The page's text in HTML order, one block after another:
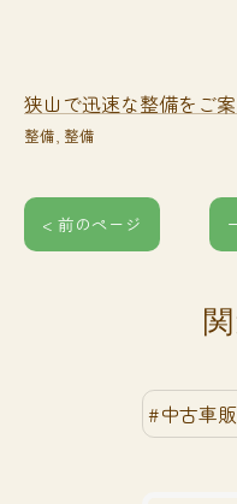
狭山で迅速な整備をご
整備 整備
< 前のページ
#中古車